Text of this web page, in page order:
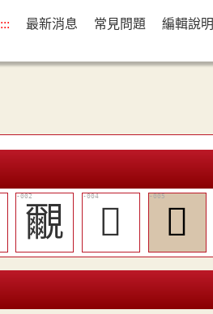
::: 最新消息 常見問題 編輯說明
覼 󸪪 󸪫